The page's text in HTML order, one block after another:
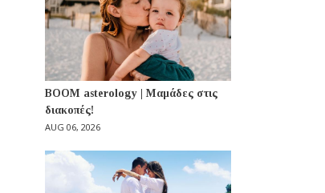
BOOM asterology | Μαμάδες στις
διακοπές!
AUG 06, 2026